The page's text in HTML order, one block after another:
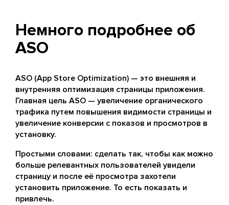
Немного подробнее об
ASO
ASO (App Store Optimization) — это внешняя и
внутренняя оптимизация страницы приложения.
Главная цель ASO — увеличение органического
трафика путем повышения видимости страницы и
увеличение конверсии с показов и просмотров в
установку.
Простыми словами: сделать так, чтобы как можно
больше релевантных пользователей увидели
страницу и после её просмотра захотели
установить приложение. То есть показать и
привлечь.